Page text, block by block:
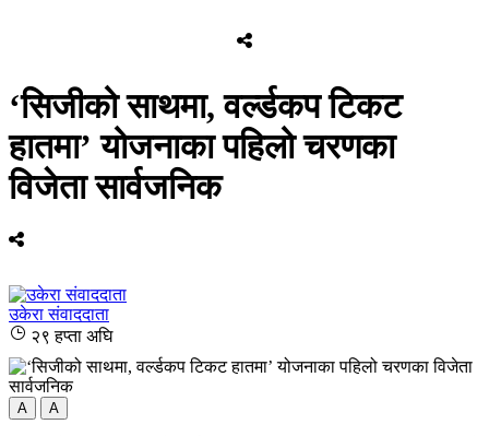
‘सिजीको साथमा, वर्ल्डकप टिकट
हातमा’ योजनाका पहिलो चरणका
विजेता सार्वजनिक
उकेरा संवाददाता
२९ हप्ता अघि
A A